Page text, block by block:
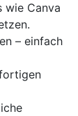
wie Canva
– einfach